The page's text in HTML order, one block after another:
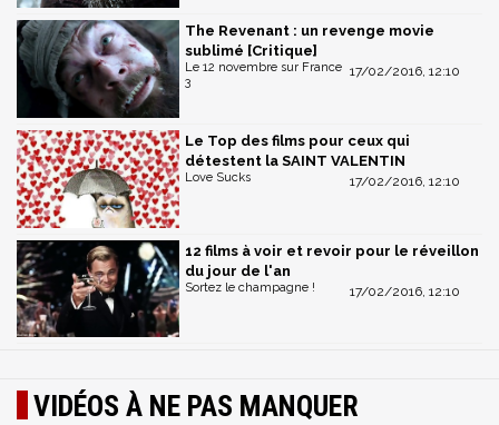
The Revenant : un revenge movie
sublimé [Critique]
17/02/2016, 12:10
Le 12 novembre sur France
3
Le Top des films pour ceux qui
détestent la SAINT VALENTIN
17/02/2016, 12:10
Love Sucks
12 films à voir et revoir pour le réveillon
du jour de l'an
17/02/2016, 12:10
Sortez le champagne !
VIDÉOS À NE PAS MANQUER